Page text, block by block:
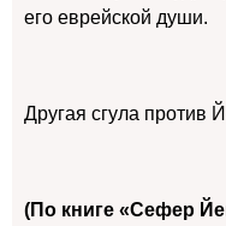
его еврейской души.
Другая сгула против
(По книге «Сефер